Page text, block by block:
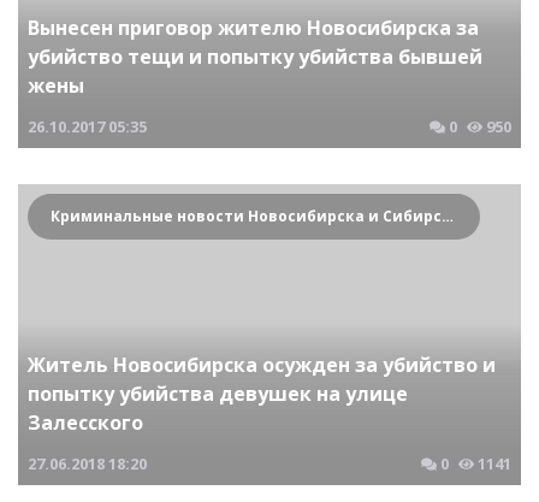
Вынесен приговор жителю Новосибирска за
убийство тещи и попытку убийства бывшей
жены
26.10.2017 05:35 0 950
Криминальные новости Новосибирска и Сибирского региона
Житель Новосибирска осужден за убийство и
попытку убийства девушек на улице
Залесского
27.06.201818:20 0 1141